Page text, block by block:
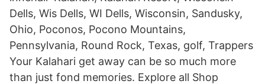
Dells, Wis Dells, WI Dells, Wisconsin, Sandusky,
Ohio, Poconos, Pocono Mountains,
Pennsylvania, Round Rock, Texas, golf, Trappers
Your Kalahari get away can be so much more
than just fond memories. Explore all Shop